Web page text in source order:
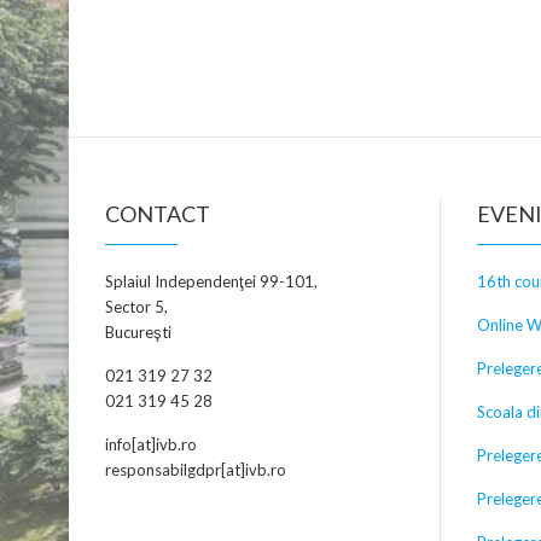
CONTACT
Splaiul Independenţei 99-101,
Sector 5,
Bucureşti
021 319 27 32
021 319 45 28
info[at]ivb.ro
responsabilgdpr[at]ivb.ro
16th
Online
Scoala